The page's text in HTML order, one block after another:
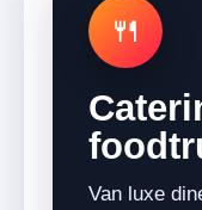
🍴
Van luxe